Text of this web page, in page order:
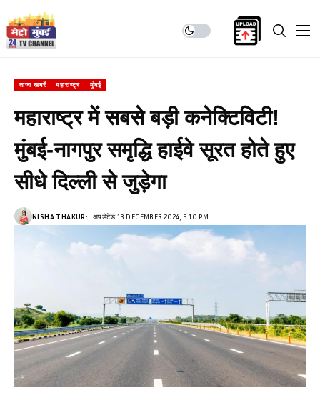
ताजा खबरें महाराष्ट्र मुंबई
महाराष्ट्र में सबसे बड़ी कनेक्टिविटी!
मुंबई-नागपुर समृद्धि हाईवे सूरत होते हुए
सीधे दिल्ली से जुड़ेगा
NISHA THAKUR अपडेटेड 13 DECEMBER 2024, 5:10 PM